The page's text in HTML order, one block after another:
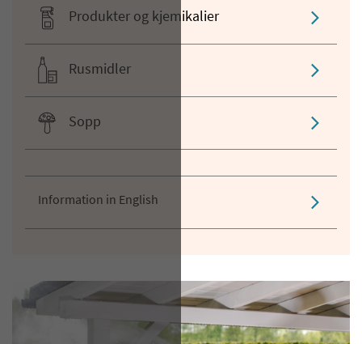
Produkter og kjemikalier
Rusmidler
Sopp
Information in English